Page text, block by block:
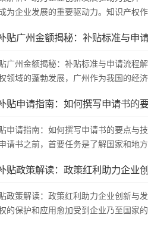
为企业发展的重要驱动力。知识产权
贴广州金额揭秘：补贴标准与申
广州金额揭秘：补贴标准与申请流程
领域的蓬勃发展，广州作为我国的经
贴申请指南：如何撰写申请书的
申请指南：如何撰写申请书的要点与
请书之前，首要任务是了解国家和地
贴政策解读：政策红利助力企业
政策解读：政策红利助力企业创新与
的保护和应用愈加受到企业乃至国家